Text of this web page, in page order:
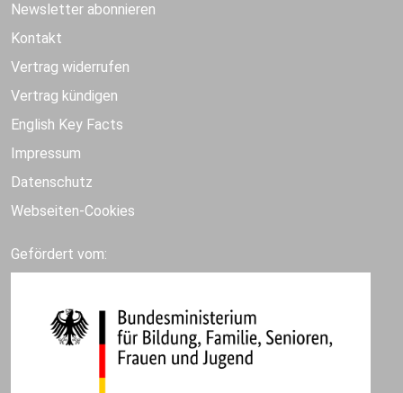
Newsletter abonnieren
Kontakt
Vertrag widerrufen
Vertrag kündigen
English Key Facts
Impressum
Datenschutz
Webseiten-Cookies
Gefördert vom: